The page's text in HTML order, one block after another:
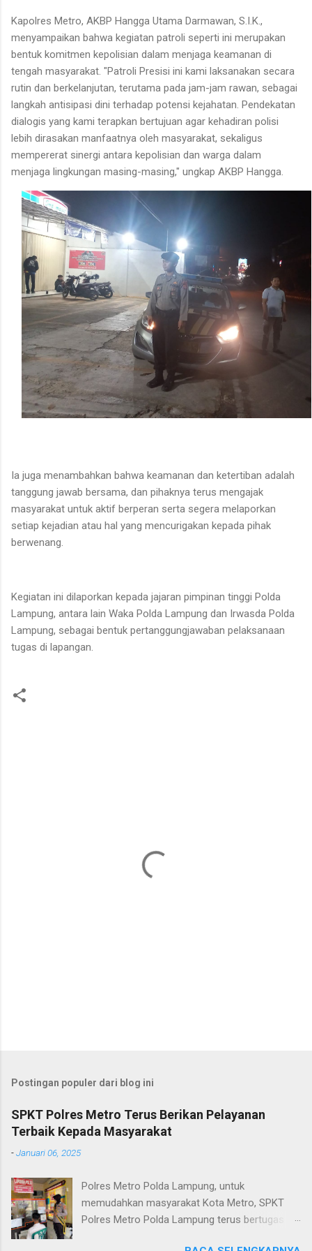
Kapolres Metro, AKBP Hangga Utama Darmawan, S.I.K.,
menyampaikan bahwa kegiatan patroli seperti ini merupakan
bentuk komitmen kepolisian dalam menjaga keamanan di
tengah masyarakat. "Patroli Presisi ini kami laksanakan secara
rutin dan berkelanjutan, terutama pada jam-jam rawan, sebagai
langkah antisipasi dini terhadap potensi kejahatan. Pendekatan
dialogis yang kami terapkan bertujuan agar kehadiran polisi
lebih dirasakan manfaatnya oleh masyarakat, sekaligus
mempererat sinergi antara kepolisian dan warga dalam
menjaga lingkungan masing-masing," ungkap AKBP Hangga.
Ia juga menambahkan bahwa keamanan dan ketertiban adalah
tanggung jawab bersama, dan pihaknya terus mengajak
masyarakat untuk aktif berperan serta segera melaporkan
setiap kejadian atau hal yang mencurigakan kepada pihak
berwenang.
Kegiatan ini dilaporkan kepada jajaran pimpinan tinggi Polda
Lampung, antara lain Waka Polda Lampung dan Irwasda Polda
Lampung, sebagai bentuk pertanggungjawaban pelaksanaan
tugas di lapangan.
Postingan populer dari blog ini
SPKT Polres Metro Terus Berikan Pelayanan
Terbaik Kepada Masyarakat
-Januari 06, 2025
Polres Metro Polda Lampung, untuk
memudahkan masyarakat Kota Metro, SPKT
Polres Metro Polda Lampung terus bertugas